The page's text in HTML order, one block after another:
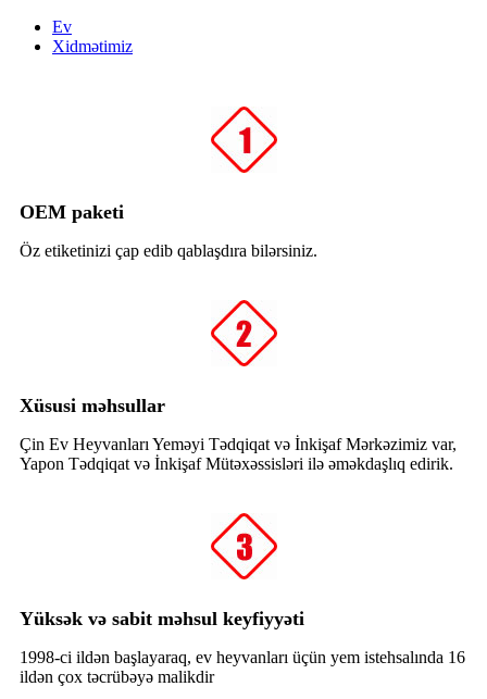
Ev
Xidmətimiz
OEM paketi
Öz etiketinizi çap edib qablaşdıra bilərsiniz.
Xüsusi məhsullar
Çin Ev Heyvanları Yeməyi Tədqiqat və İnkişaf Mərkəzimiz var,
Yapon Tədqiqat və İnkişaf Mütəxəssisləri ilə əməkdaşlıq edirik.
Yüksək və sabit məhsul keyfiyyəti
1998-ci ildən başlayaraq, ev heyvanları üçün yem istehsalında 16
ildən çox təcrübəyə malikdir